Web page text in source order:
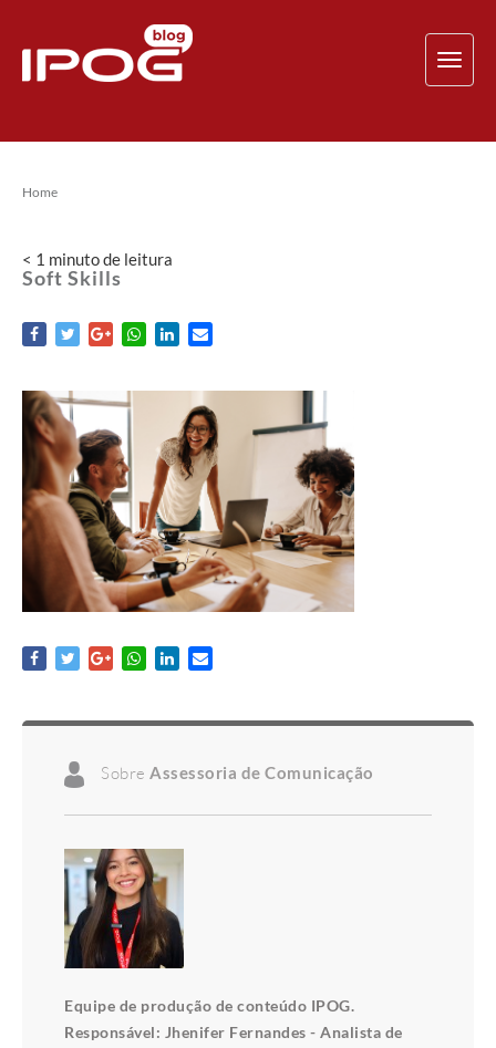
Home
< 1 minutode leitura
Soft Skills
Sobre Assessoria de Comunicação
Equipe de produção de conteúdo IPOG.
Responsável: Jhenifer Fernandes - Analista de